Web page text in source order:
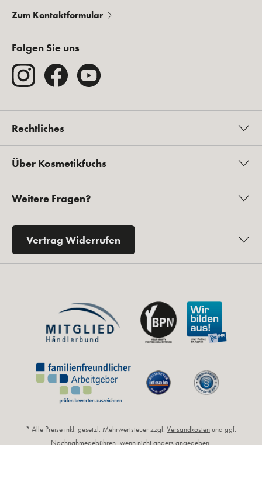
Zum Kontaktformular
Folgen Sie uns
Rechtliches
Über Kosmetikfuchs
Weitere Fragen?
Vertrag Widerrufen
* Alle Preise inkl. gesetzl. Mehrwertsteuer zzgl. Versandkosten und ggf.
Nachnahmegebühren, wenn nicht anders angegeben.